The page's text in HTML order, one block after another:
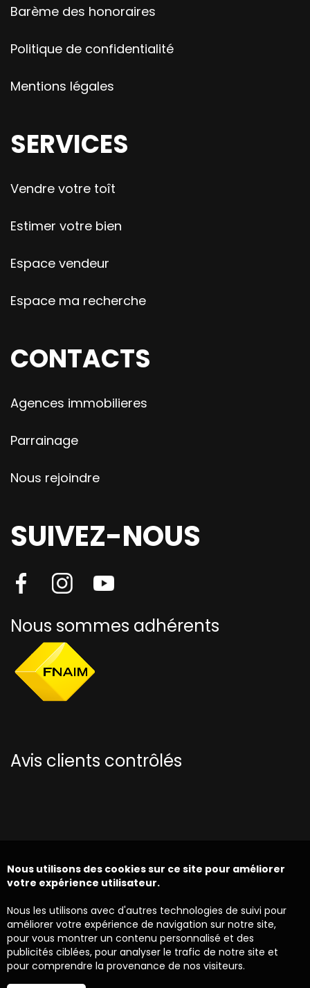
Barème des honoraires
Politique de confidentialité
Mentions légales
SERVICES
Vendre votre toît
Estimer votre bien
Espace vendeur
Espace ma recherche
CONTACTS
Agences immobilieres
Parrainage
Nous rejoindre
SUIVEZ-NOUS
Nous sommes adhérents
Avis clients contrôlés
Nous utilisons des cookies sur ce site pour améliorer
votre expérience utilisateur.
Nous les utilisons avec d'autres technologies de suivi pour
améliorer votre expérience de navigation sur notre site,
pour vous montrer un contenu personnalisé et des
publicités ciblées, pour analyser le trafic de notre site et
pour comprendre la provenance de nos visiteurs.